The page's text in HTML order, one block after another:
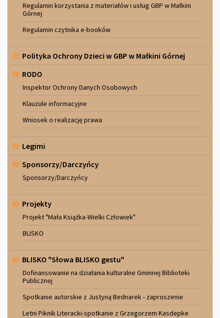
Regulamin korzystania z materiałów i usług GBP w Małkini
Górnej
Regulamin czytnika e-booków
Polityka Ochrony Dzieci w GBP w Małkini Górnej
RODO
Inspektor Ochrony Danych Osobowych
Klauzule informacyjne
Wniosek o realizację prawa
Legimi
Sponsorzy/Darczyńcy
Sponsorzy/Darczyńcy
Projekty
Projekt "Mała Książka-Wielki Człowiek"
BLISKO
BLISKO "Słowa BLISKO gestu"
Dofinansowanie na działania kulturalne Gminnej Biblioteki
Publicznej
Spotkanie autorskie z Justyną Bednarek - zaproszenie
Letni Piknik Literacki-spotkanie z Grzegorzem Kasdepke